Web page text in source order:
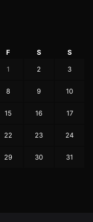
F S S
1 2 3
8 9 10
15 16 17
22 23 24
29 30 31